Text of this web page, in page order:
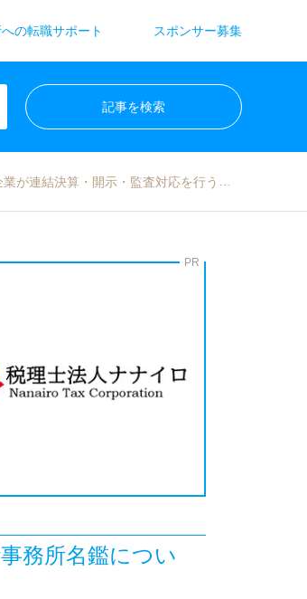
の転職サポート スポンサー募集
算・開示・監査対応を行う経理を募集！
PR
務所名鑑につい